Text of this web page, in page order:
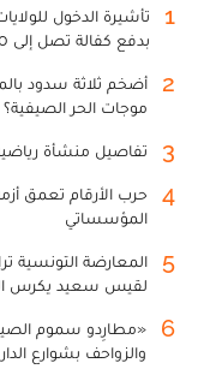
1
بدفع كفالة تصل إلى 20 ألف دولار
2
أضخم ثلاثة سدود
موجات الحر الصيفية؟
3 تفاصيل منشأة رياضية
4
حرب الأرقام تعمق
المؤسساتي
5
المعارضة التونسية
لقيس سعيد يكرس
6
«مطارِدو سموم
والزواحف بشوارع